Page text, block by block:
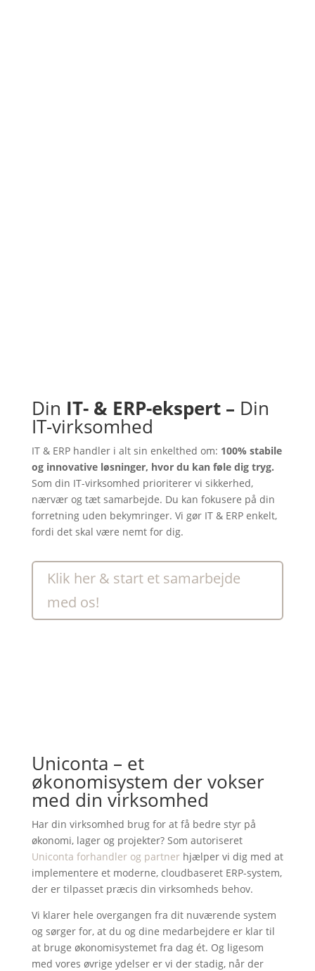
Din IT- & ERP-ekspert – Din
IT-virksomhed
IT & ERP handler i alt sin enkelthed om: 100% stabile
og innovative løsninger, hvor du kan føle dig tryg.
Som din IT-virksomhed prioriterer vi sikkerhed,
nærvær og tæt samarbejde. Du kan fokusere på din
forretning uden bekymringer. Vi gør IT & ERP enkelt,
fordi det skal være nemt for dig.
Klik her & start et samarbejde
med os!
Uniconta – et
økonomisystem der vokser
med din virksomhed
Har din virksomhed brug for at få bedre styr på
økonomi, lager og projekter? Som autoriseret
Uniconta forhandler og partnerhjælper vi dig med at
implementere et moderne, cloudbaseret ERP-system,
der er tilpasset præcis din virksomheds behov.
Vi klarer hele overgangen fra dit nuværende system
og sørger for, at du og dine medarbejdere er klar til
at bruge økonomisystemet fra dag ét. Og ligesom
med vores øvrige ydelser er vi der stadig, når der